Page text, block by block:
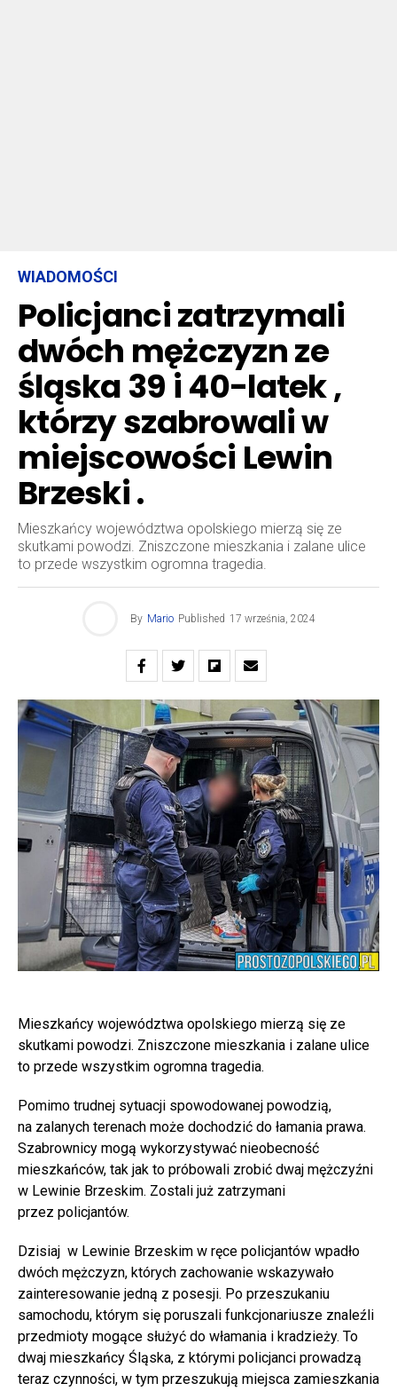
WIADOMOŚCI
Policjanci zatrzymali
dwóch mężczyzn ze
śląska 39 i 40-latek ,
którzy szabrowali w
miejscowości Lewin
Brzeski .
Mieszkańcy województwa opolskiego mierzą się ze
skutkami powodzi. Zniszczone mieszkania i zalane ulice
to przede wszystkim ogromna tragedia.
By Mario Published 17 września, 2024
Mieszkańcy województwa opolskiego mierzą się ze
skutkami powodzi. Zniszczone mieszkania i zalane ulice
to przede wszystkim ogromna tragedia.
Pomimo trudnej sytuacji spowodowanej powodzią,
na zalanych terenach może dochodzić do łamania prawa.
Szabrownicy mogą wykorzystywać nieobecność
mieszkańców, tak jak to próbowali zrobić dwaj mężczyźni
w Lewinie Brzeskim. Zostali już zatrzymani
przez policjantów.
Dzisiaj w Lewinie Brzeskim w ręce policjantów wpadło
dwóch mężczyzn, których zachowanie wskazywało
zainteresowanie jedną z posesji. Po przeszukaniu
samochodu, którym się poruszali funkcjonariusze znaleźli
przedmioty mogące służyć do włamania i kradzieży. To
dwaj mieszkańcy Śląska, z którymi policjanci prowadzą
teraz czynności, w tym przeszukują miejsca zamieszkania